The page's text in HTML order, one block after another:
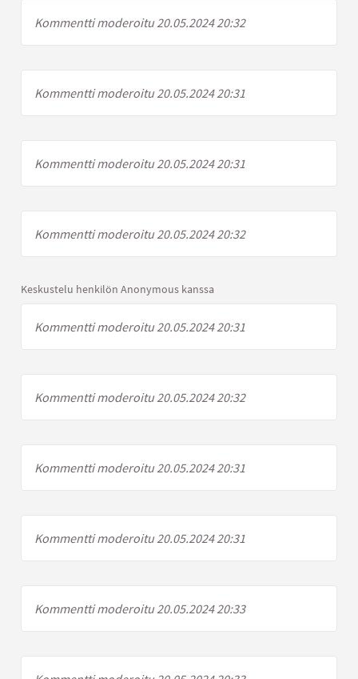
Kommentti moderoitu 20.05.2024 20:32
Kommentti moderoitu 20.05.2024 20:31
Kommentti moderoitu 20.05.2024 20:31
Kommentti moderoitu 20.05.2024 20:32
Keskustelu henkilön Anonymous kanssa
Kommentti moderoitu 20.05.2024 20:31
Kommentti moderoitu 20.05.2024 20:32
Kommentti moderoitu 20.05.2024 20:31
Kommentti moderoitu 20.05.2024 20:31
Kommentti moderoitu 20.05.2024 20:33